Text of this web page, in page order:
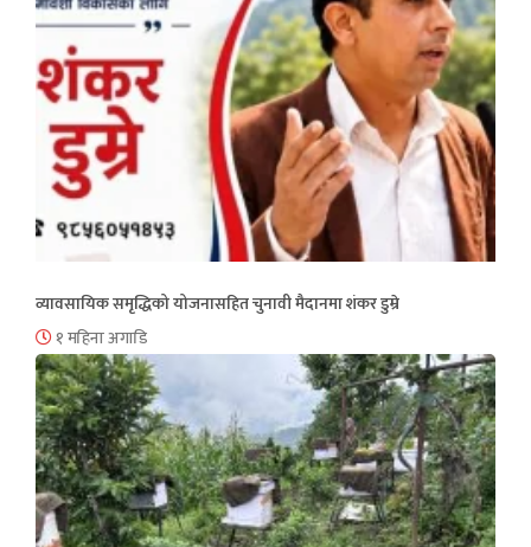
व्यावसायिक समृद्धिको योजनासहित चुनावी मैदानमा शंकर डुम्रे
१ महिना अगाडि